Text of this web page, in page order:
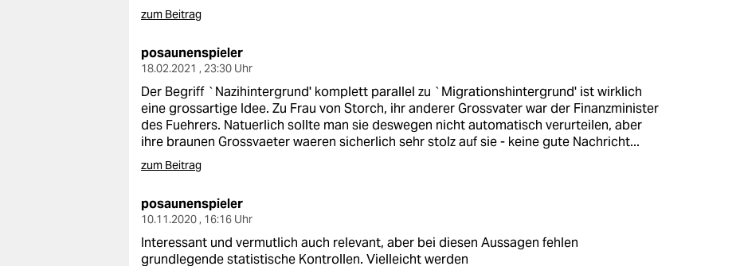
zum Beitrag
posaunenspieler
18.02.2021 , 23:30 Uhr
Der Begriff `Nazihintergrund' komplett parallel zu `Migrationshintergrund' ist wirklich
eine grossartige Idee. Zu Frau von Storch, ihr anderer Grossvater war der Finanzminister
des Fuehrers. Natuerlich sollte man sie deswegen nicht automatisch verurteilen, aber
ihre braunen Grossvaeter waeren sicherlich sehr stolz auf sie - keine gute Nachricht...
zum Beitrag
posaunenspieler
10.11.2020 , 16:16 Uhr
Interessant und vermutlich auch relevant, aber bei diesen Aussagen fehlen
grundlegende statistische Kontrollen. Vielleicht werden